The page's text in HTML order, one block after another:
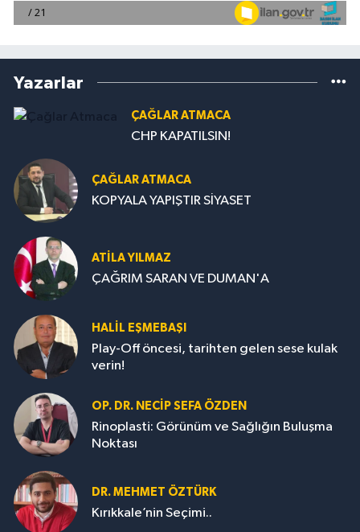
Yazarlar
ÇAĞLAR ATMACA
CHP KAPATILSIN!
ÇAĞLAR ATMACA
KOPYALA YAPIŞTIR SİYASET
ATILA YILMAZ
ÇAĞRIM SARAN VE DUMAN'A
HALIL EŞMEBAŞI
Play-Off öncesi, tarihten gelen sese kulak
verin!
OP. DR. NECIP SEFA ÖZDEN
Rinoplasti: Görünüm ve Sağlığın Buluşma
Noktası
DR. MEHMET ÖZTÜRK
Kırıkkale’nin Seçimi..